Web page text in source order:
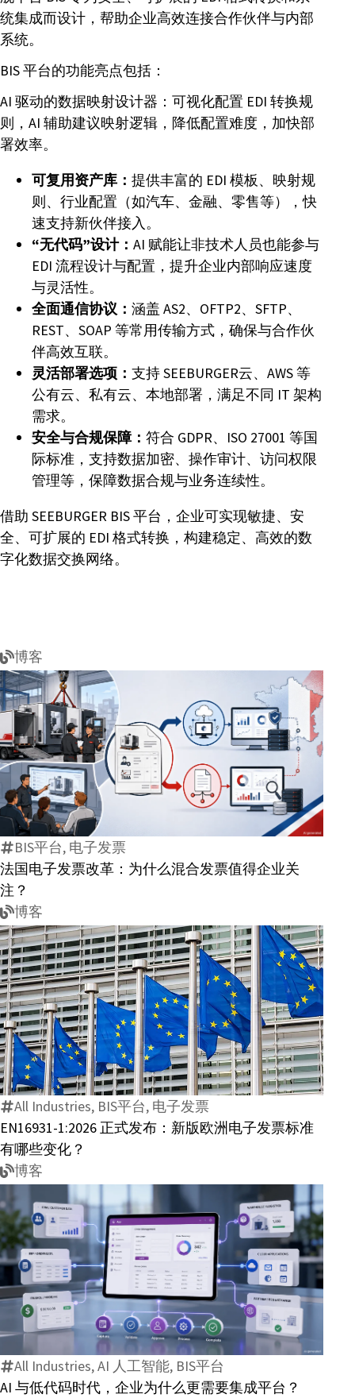
统集成而设计，帮助企业高效连接合作伙伴与内部
系统。
BIS 平台的功能亮点包括：
AI 驱动的数据映射设计器：可视化配置 EDI 转换规
则，AI 辅助建议映射逻辑，降低配置难度，加快部
署效率。
可复用资产库： 提供丰富的 EDI 模板、映射规
则、行业配置（如汽车、金融、零售等），快
速支持新伙伴接入。
“无代码”设计： AI 赋能让非技术人员也能参与
EDI 流程设计与配置，提升企业内部响应速度
与灵活性。
全面通信协议： 涵盖 AS2、OFTP2、SFTP、
REST、SOAP 等常用传输方式，确保与合作伙
伴高效互联。
灵活部署选项： 支持 SEEBURGER云、AWS 等
公有云、私有云、本地部署，满足不同 IT 架构
需求。
安全与合规保障： 符合 GDPR、ISO 27001 等国
际标准，支持数据加密、操作审计、访问权限
管理等，保障数据合规与业务连续性。
借助 SEEBURGER BIS 平台，企业可实现敏捷、安
全、可扩展的 EDI 格式转换，构建稳定、高效的数
字化数据交换网络。
博客
法
国
票
为
什
么
混
合
发
票
值
得
企
注？
BIS平台, 电子发票
法国电子发票改革：为什么混合发票值得企业关
注？
博客
EN16931-
1:2026
正
式
发
布：
洲
发
票
标
准
有
哪
All Industries, BIS平台, 电子发票
EN16931-1:2026 正式发布：新版欧洲电子发票标准
有哪些变化？
博客
AI
与
低
代
码
时
All Industries, AI 人工智能, BIS平台
AI 与低代码时代，企业为什么更需要集成平台？